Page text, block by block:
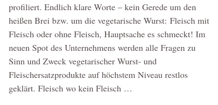
profiliert. Endlich klare Worte – kein Gerede um den
heißen Brei bzw. um die vegetarische Wurst: Fleisch mit
Fleisch oder ohne Fleisch, Hauptsache es schmeckt! Im
neuen Spot des Unternehmens werden alle Fragen zu
Sinn und Zweck vegetarischer Wurst- und
Fleischersatzprodukte auf höchstem Niveau restlos
geklärt. Fleisch wo kein Fleisch …